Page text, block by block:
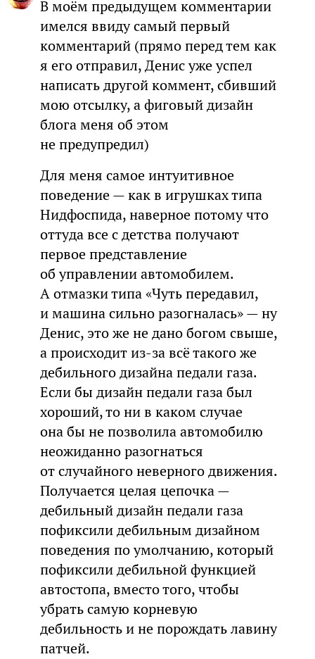
В моём предыдущем комментарии
имелся ввиду самый первый
комментарий (прямо перед тем как
я его отправил, Денис уже успел
написать другой коммент, сбивший
мою отсылку, а фиговый дизайн
блога меня об этом
не предупредил)
Для меня самое интуитивное
поведение — как в игрушках типа
Нидфоспида, наверное потому что
оттуда все с детства получают
первое представление
об управлении автомобилем.
А отмазки типа «Чуть передавил,
и машина сильно разогналась» — ну
Денис, это же не дано богом свыше,
а происходит из-за всё такого же
дебильного дизайна педали газа.
Если бы дизайн педали газа был
хороший, то ни в каком случае
она бы не позволила автомобилю
неожиданно разогнаться
от случайного неверного движения.
Получается целая цепочка —
дебильный дизайн педали газа
пофиксили дебильным дизайном
поведения по умолчанию, который
пофиксили дебильной функцией
автостопа, вместо того, чтобы
убрать самую корневую
дебильность и не порождать лавину
патчей.